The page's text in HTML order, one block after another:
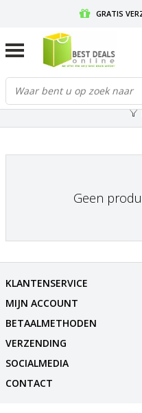
GRATIS
GRATIS
Geen
KLANTENSERVICE
MIJN ACCOUNT
BETAALMETHODEN
VERZENDING
SOCIALMEDIA
CONTACT